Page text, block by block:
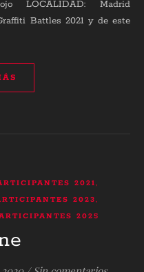
Battles 2021 y de este
2021,
2023,
2025